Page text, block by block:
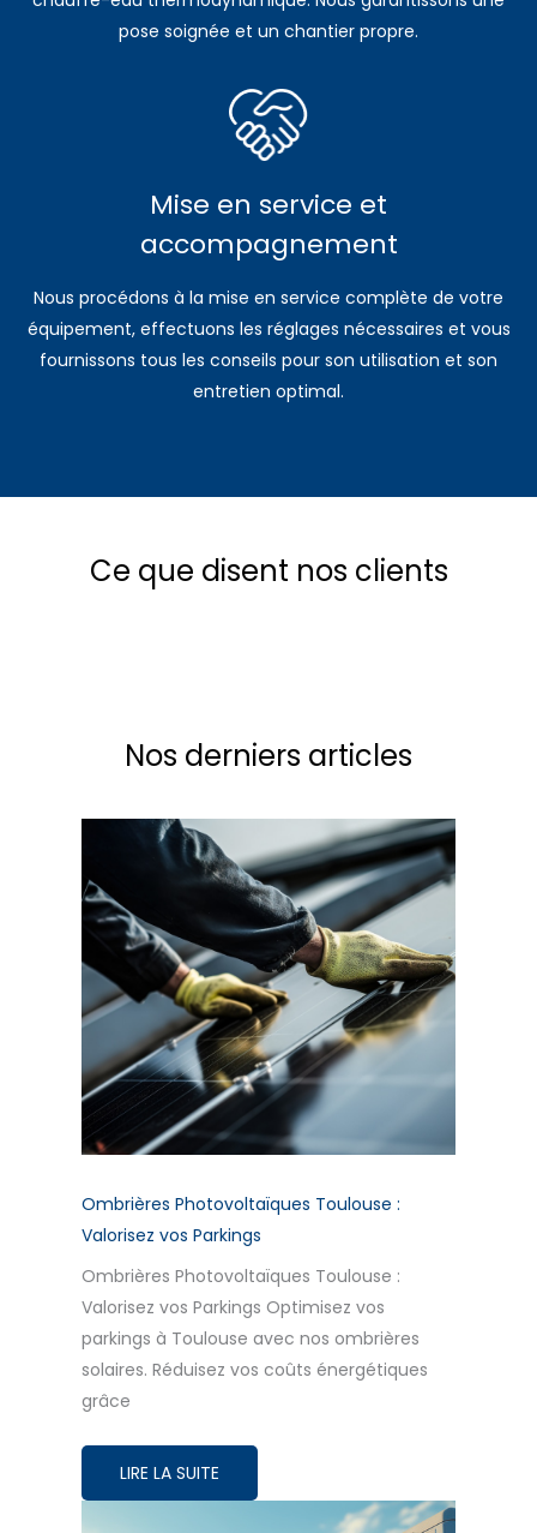
pose soignée et un chantier propre.
Mise en service et
accompagnement
Nous procédons à la mise en service complète de votre
équipement, effectuons les réglages nécessaires et vous
fournissons tous les conseils pour son utilisation et son
entretien optimal.
Ce que disent nos clients
Nos derniers articles
Ombrières Photovoltaïques Toulouse :
Valorisez vos Parkings
Ombrières Photovoltaïques Toulouse :
Valorisez vos Parkings Optimisez vos
parkings à Toulouse avec nos ombrières
solaires. Réduisez vos coûts énergétiques
grâce
LIRE LA SUITE